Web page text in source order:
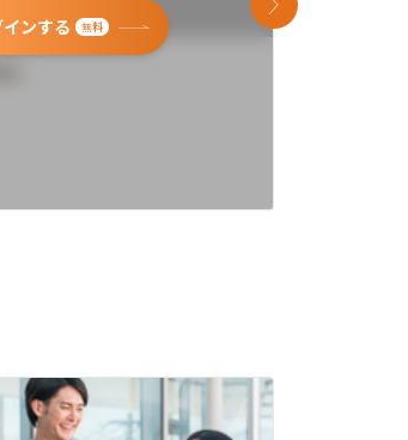
インする 無料
次のスライド